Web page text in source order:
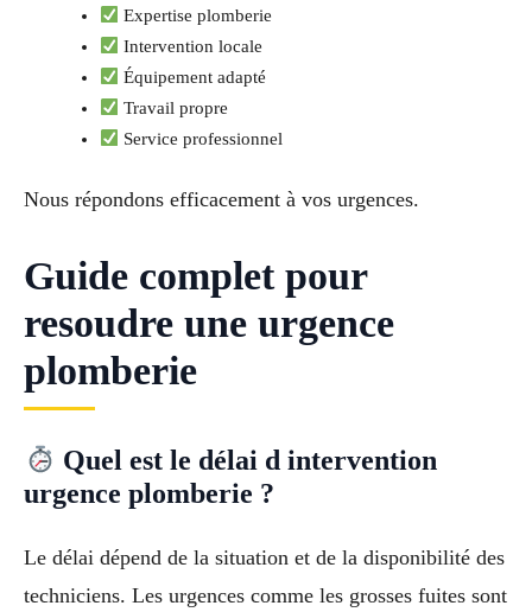
Expertise plomberie
Intervention locale
Équipement adapté
Travail propre
Service professionnel
Nous répondons efficacement à vos urgences.
Guide complet pour
resoudre une urgence
plomberie
Quel est le délai d intervention
urgence plomberie ?
Le délai dépend de la situation et de la disponibilité des
techniciens. Les urgences comme les grosses fuites sont